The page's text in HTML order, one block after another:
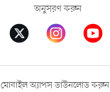
অনুসরণ করুন
মোবাইল অ্যাপস ডাউনলোড করুন